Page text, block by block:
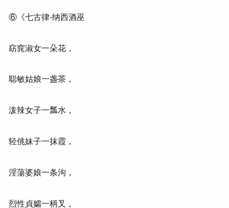
⑥《七古律-纳西酒巫
窈窕淑女一朵花，
聪敏姑娘一盏茶，
泼辣女子一瓢水，
轻佻妹子一抹霞，
淫蕩婆娘一条沟，
烈性貞孀一柄叉，